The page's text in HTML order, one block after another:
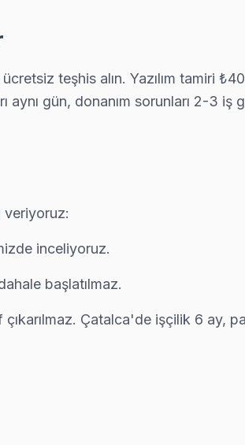
odaklı servis anlayışımız bu.
ücretsiz bakım taahhüdümüz
teşhis alın. Yazılım tamiri
aynı gün, donanım sorunları 2-3 iş
veriyoruz:
inceliyoruz.
başlatılmaz.
Çatalca'de işçilik 6 ay,